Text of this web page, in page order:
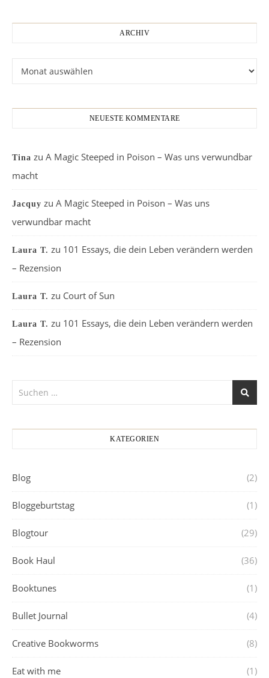
ARCHIV
NEUESTE KOMMENTARE
Tina zu A Magic Steeped in Poison – Was uns verwundbar
macht
Jacquy zu A Magic Steeped in Poison – Was uns
verwundbar macht
Laura T. zu 101 Essays, die dein Leben verändern werden
– Rezension
Laura T. zu Court of Sun
Laura T. zu 101 Essays, die dein Leben verändern werden
– Rezension
KATEGORIEN
Blog (2)
Bloggeburtstag (1)
Blogtour (29)
Book Haul (36)
Booktunes (1)
Bullet Journal (4)
Creative Bookworms (8)
Eat with me (1)